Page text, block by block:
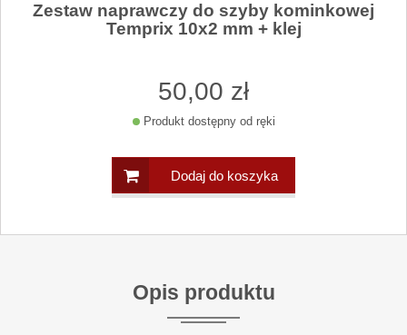
Zestaw naprawczy do szyby kominkowej
Temprix 10x2 mm + klej
50,00 zł
Produkt dostępny od ręki
Dodaj do koszyka
Opis produktu